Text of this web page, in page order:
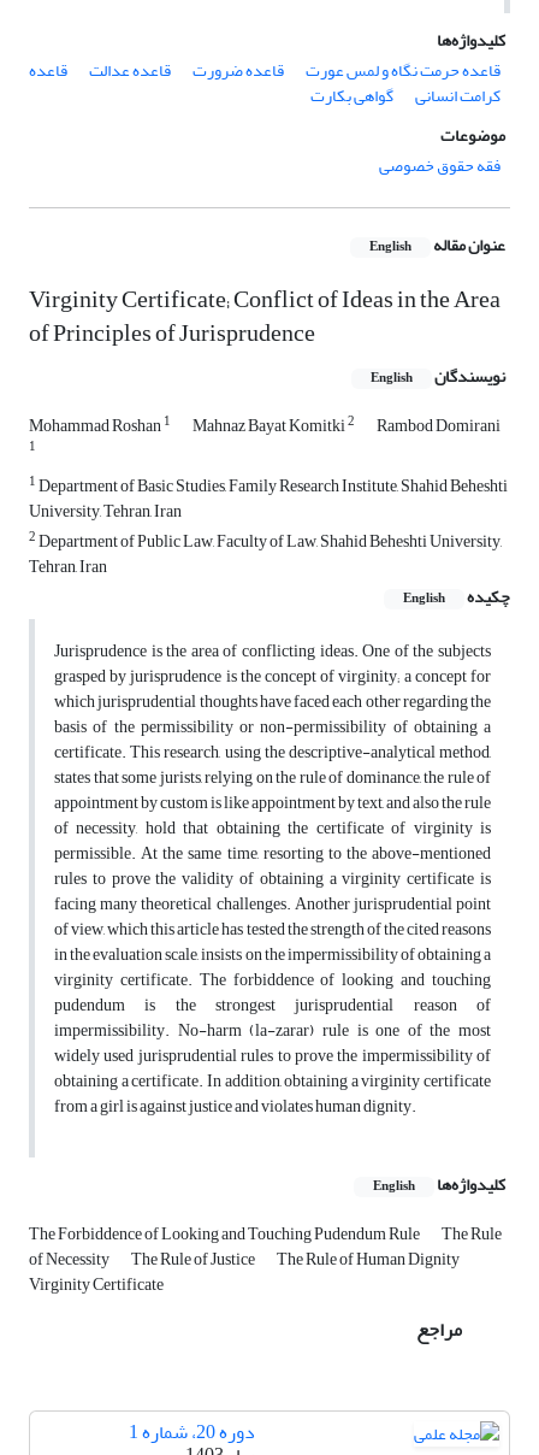
کلیدواژه‌ها
قاعده حرمت نگاه و لمس عورت
قاعده ضرورت قاعده عدالت قاعده
کرامت انسانی
گواهی بکارت
موضوعات
فقه حقوق خصوصی
عنوان مقاله English
Virginity Certificate; Conflict of Ideas in the Area
of Principles of Jurisprudence
نویسندگان English
Mohammad Roshan1 Mahnaz Bayat Komitki2 Rambod Domirani
1
1Department of Basic Studies, Family Research Institute, Shahid Beheshti
University, Tehran, Iran
2Department of Public Law, Faculty of Law, Shahid Beheshti University,
Tehran, Iran
چکیده
English
Jurisprudence is the area of conflicting ideas. One of the subjects
grasped by jurisprudence is the concept of virginity; a concept for
which jurisprudential thoughts have faced each other regarding the
basis of the permissibility or non-permissibility of obtaining a
certificate. This research, using the descriptive-analytical method,
states that some jurists, relying on the rule of dominance, the rule of
appointment by custom is like appointment by text, and also the rule
of necessity, hold that obtaining the certificate of virginity is
permissible. At the same time, resorting to the above-mentioned
rules to prove the validity of obtaining a virginity certificate is
facing many theoretical challenges. Another jurisprudential point
of view, which this article has tested the strength of the cited reasons
in the evaluation scale, insists on the impermissibility of obtaining a
virginity certificate. The forbiddence of looking and touching
pudendum is the strongest jurisprudential reason of
impermissibility. No-harm (la-zarar) rule is one of the most
widely used jurisprudential rules to prove the impermissibility of
obtaining a certificate. In addition, obtaining a virginity certificate
from a girl is against justice and violates human dignity.
کلیدواژه‌ها English
The Forbiddence of Looking and Touching Pudendum Rule The Rule
of Necessity The Rule of Justice The Rule of Human Dignity
Virginity Certificate
مراجع
دوره 20، شماره 1